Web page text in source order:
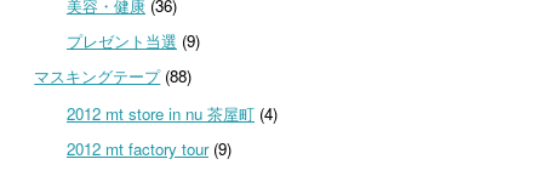
美容・健康(36)
プレゼント当選 (9)
マスキングテープ(88)
2012 mt store in nu 茶屋町(4)
2012 mt factory tour(9)